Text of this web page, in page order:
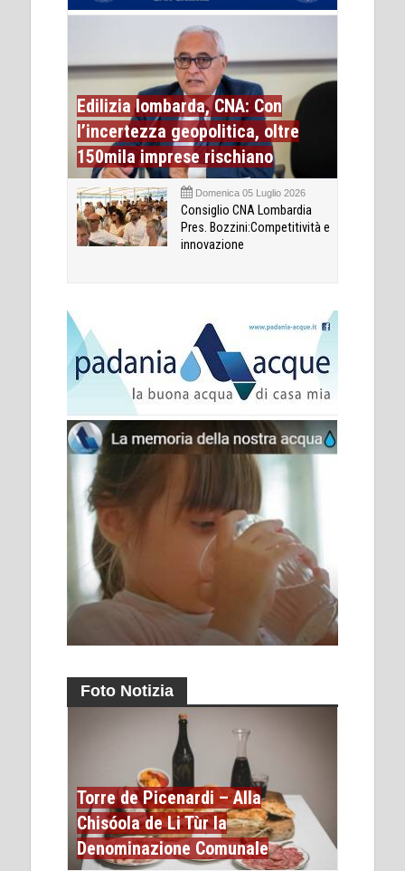
Edilizia lombarda, CNA: Con
l’incertezza geopolitica, oltre
150mila imprese rischiano
Domenica 05 Luglio 2026
Consiglio CNA Lombardia
Pres. Bozzini:Competitività e
innovazione
Foto Notizia
Torre de Picenardi – Alla
Chisóola de Li Tùr la
Denominazione Comunale